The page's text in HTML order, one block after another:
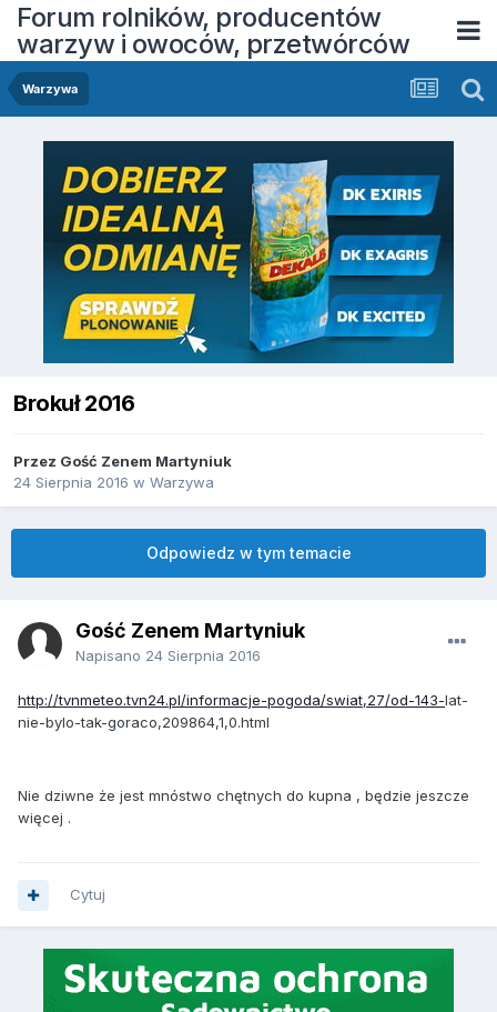
Forum rolników, producentów
warzyw i owoców, przetwórców
Warzywa
Brokuł 2016
Przez Gość Zenem Martyniuk
24 Sierpnia 2016 w Warzywa
Odpowiedz w tym temacie
Gość Zenem Martyniuk
Napisano 24 Sierpnia 2016
http://tvnmeteo.tvn24.pl/informacje-pogoda/swiat,27/od-143-lat-
nie-bylo-tak-goraco,209864,1,0.html
Nie dziwne że jest mnóstwo chętnych do kupna , będzie jeszcze
więcej .
Cytuj